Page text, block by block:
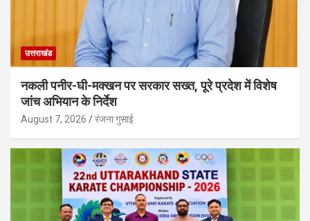
उत्तराखंड
नकली पनीर-घी-मक्खन पर सरकार सख्त, पूरे प्रदेश में विशेष
जांच अभियान के निर्देश
August 7, 2026 रंजना गुसाई